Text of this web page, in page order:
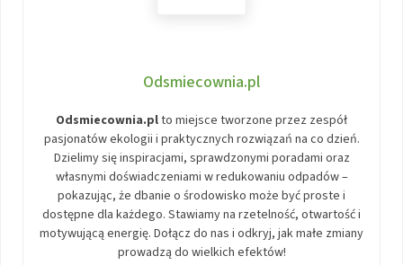
Odsmiecownia.pl
Odsmiecownia.plto miejsce tworzone przez zespół
pasjonatów ekologii i praktycznych rozwiązań na co dzień.
Dzielimy się inspiracjami, sprawdzonymi poradami oraz
własnymi doświadczeniami w redukowaniu odpadów –
pokazując, że dbanie o środowisko może być proste i
dostępne dla każdego. Stawiamy na rzetelność, otwartość i
motywującą energię. Dołącz do nas i odkryj, jak małe zmiany
prowadzą do wielkich efektów!